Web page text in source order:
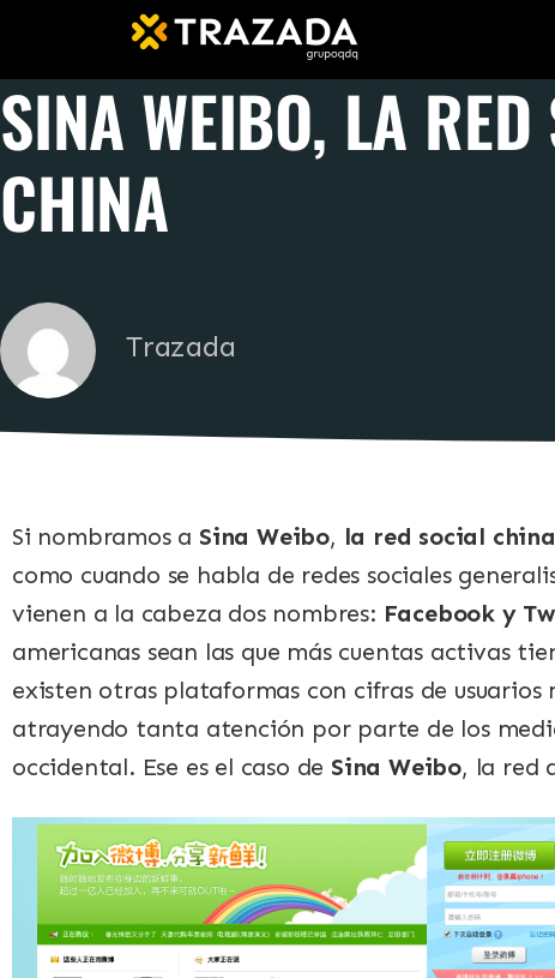
SINA WEIBO, LA
CHINA
Trazada
Si nombramos a Sina Weibo, la red social china
como cuando se habla de redes sociales
vienen a la cabeza dos nombres: Facebook y
americanas sean las que más cuentas activas
existen otras plataformas con cifras de
atrayendo tanta atención por parte de los
occidental. Ese es el caso de Sina Weibo, la red